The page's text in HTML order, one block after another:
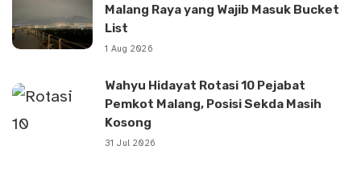
Malang Raya yang Wajib Masuk Bucket
List
1 Aug 2026
Wahyu Hidayat Rotasi 10 Pejabat
Pemkot Malang, Posisi Sekda Masih
Kosong
31 Jul 2026